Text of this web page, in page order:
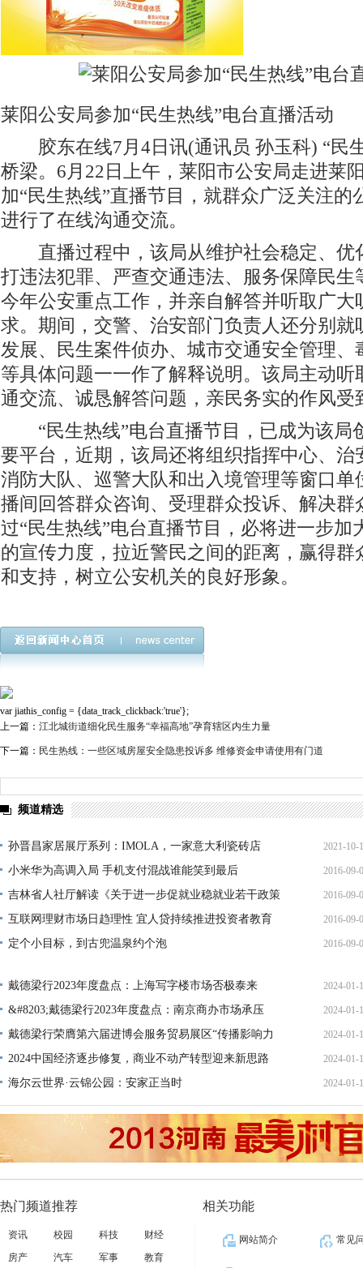
莱阳公安局参加“民生热线”电台直播活动
胶东在线7月4日讯(通讯员 孙玉科) “民
桥梁。6月22日上午，莱阳市公安局走进莱
加“民生热线”直播节目，就群众广泛关注的
进行了在线沟通交流。
直播过程中，该局从维护社会稳定、优
打违法犯罪、严查交通违法、服务保障民生
今年公安重点工作，并亲自解答并听取广大
求。期间，交警、治安部门负责人还分别就
发展、民生案件侦办、城市交通安全管理、
等具体问题一一作了解释说明。该局主动听
通交流、诚恳解答问题，亲民务实的作风受
“民生热线”电台直播节目，已成为该局
要平台，近期，该局还将组织指挥中心、治
消防大队、巡警大队和出入境管理等窗口单
播间回答群众咨询、受理群众投诉、解决群
过“民生热线”电台直播节目，必将进一步加
的宣传力度，拉近警民之间的距离，赢得群
和支持，树立公安机关的良好形象。
var jiathis_config = {data_track_clickback:'true'};
上一篇： 江北城街道细化民生服务“幸福高地”孕育辖区内生力量
下一篇： 民生热线：一些区域房屋安全隐患投诉多 维修资金申请使用有门道
频道精选
孙晋昌家居展厅系列：IMOLA，一家意大利瓷砖店 2021-10-
小米华为高调入局 手机支付混战谁能笑到最后 2016-09-
吉林省人社厅解读《关于进一步促就业稳就业若干政策
措
2016-09-
互联网理财市场日趋理性 宜人贷持续推进投资者教育 2016-09-
定个小目标，到古兜温泉约个泡 2016-09-
戴德梁行2023年度盘点：上海写字楼市场否极泰来 2024-01-
&#8203;戴德梁行2023年度盘点：南京商办市场承压 2024-01-
戴德梁行荣膺第六届进博会服务贸易展区“传播影响力
十
2024-01-
2024中国经济逐步修复，商业不动产转型迎来新思路 2024-01-
海尔云世界·云锦公园：安家正当时 2024-01-
热门频道推荐
资讯 校园 科技
财经
房产
汽车 军事 教育
相关功能
网站简介 常见